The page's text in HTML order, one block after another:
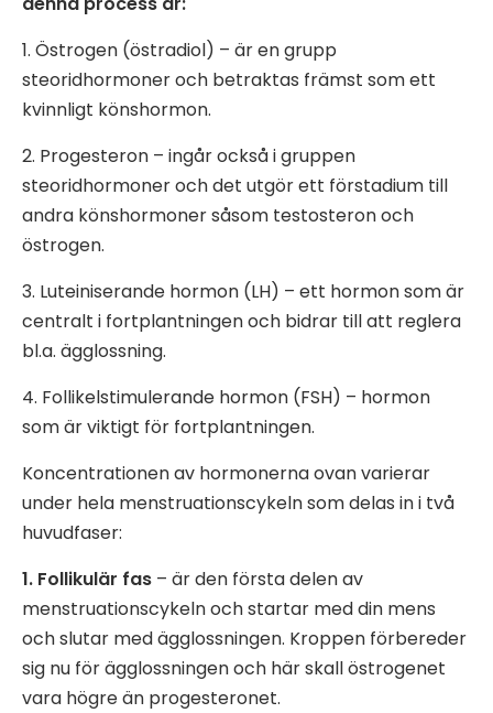
1. Östrogen (östradiol) – är en grupp
steoridhormoner och betraktas främst som ett
kvinnligt könshormon.
2. Progesteron – ingår också i gruppen
steoridhormoner och det utgör ett förstadium till
andra könshormoner såsom testosteron och
östrogen.
3. Luteiniserande hormon (LH) – ett hormon som är
centralt i fortplantningen och bidrar till att reglera
bl.a. ägglossning.
4. Follikelstimulerande hormon (FSH) – hormon
som är viktigt för fortplantningen.
Koncentrationen av hormonerna ovan varierar
under hela menstruationscykeln som delas in i två
huvudfaser:
1. Follikulär fas – är den första delen av
menstruationscykeln och startar med din mens
och slutar med ägglossningen. Kroppen förbereder
sig nu för ägglossningen och här skall östrogenet
vara högre än progesteronet.